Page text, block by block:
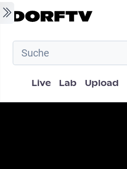
Skip to main content
Hauptnavigation
Live Lab Upload